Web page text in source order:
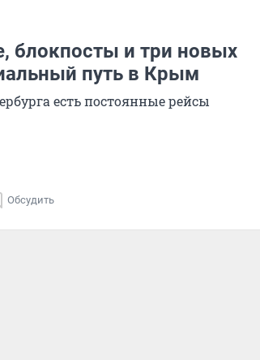
блокпосты и три новых
путь в Крым
есть постоянные рейсы
Обсудить